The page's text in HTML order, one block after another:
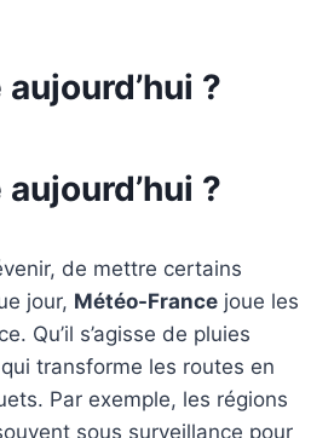
?
?
de mettre certains
jour, Météo-France joue les
Qu’il s’agisse de pluies
transforme les routes en
Par exemple, les régions
sous surveillance pour